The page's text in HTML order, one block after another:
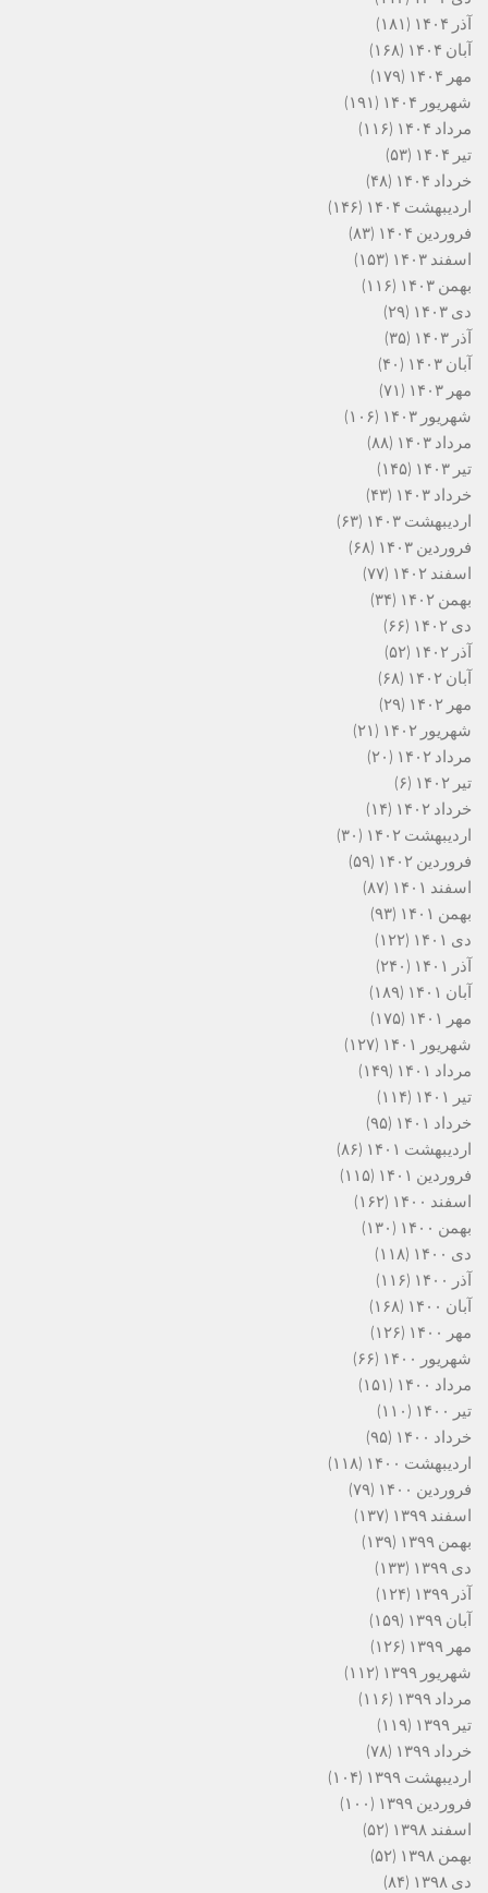
آذر ۱۴۰۴
(۱۸۱)
آبان ۱۴۰۴
(۱۶۸)
مهر ۱۴۰۴
(۱۷۹)
شهریور ۱۴۰۴
(۱۹۱)
مرداد ۱۴۰۴
(۱۱۶)
تیر ۱۴۰۴
(۵۳)
خرداد ۱۴۰۴
(۴۸)
اردیبهشت ۱۴۰۴
(۱۴۶)
فروردین ۱۴۰۴
(۸۳)
اسفند ۱۴۰۳
(۱۵۳)
بهمن ۱۴۰۳
(۱۱۶)
دی ۱۴۰۳
(۲۹)
آذر ۱۴۰۳
(۳۵)
آبان ۱۴۰۳
(۴۰)
مهر ۱۴۰۳
(۷۱)
شهریور ۱۴۰۳
(۱۰۶)
مرداد ۱۴۰۳
(۸۸)
تیر ۱۴۰۳
(۱۴۵)
خرداد ۱۴۰۳
(۴۳)
اردیبهشت ۱۴۰۳
(۶۳)
فروردین ۱۴۰۳
(۶۸)
اسفند ۱۴۰۲
(۷۷)
بهمن ۱۴۰۲
(۳۴)
دی ۱۴۰۲
(۶۶)
آذر ۱۴۰۲
(۵۲)
آبان ۱۴۰۲
(۶۸)
مهر ۱۴۰۲
(۲۹)
شهریور ۱۴۰۲
(۲۱)
مرداد ۱۴۰۲
(۲۰)
تیر ۱۴۰۲
(۶)
خرداد ۱۴۰۲
(۱۴)
اردیبهشت ۱۴۰۲
(۳۰)
فروردین ۱۴۰۲
(۵۹)
اسفند ۱۴۰۱
(۸۷)
بهمن ۱۴۰۱
(۹۳)
دی ۱۴۰۱
(۱۲۲)
آذر ۱۴۰۱
(۲۴۰)
آبان ۱۴۰۱
(۱۸۹)
مهر ۱۴۰۱
(۱۷۵)
شهریور ۱۴۰۱
(۱۲۷)
مرداد ۱۴۰۱
(۱۴۹)
تیر ۱۴۰۱
(۱۱۴)
خرداد ۱۴۰۱
(۹۵)
اردیبهشت ۱۴۰۱
(۸۶)
فروردین ۱۴۰۱
(۱۱۵)
اسفند ۱۴۰۰
(۱۶۲)
بهمن ۱۴۰۰
(۱۳۰)
دی ۱۴۰۰
(۱۱۸)
آذر ۱۴۰۰
(۱۱۶)
آبان ۱۴۰۰
(۱۶۸)
مهر ۱۴۰۰
(۱۲۶)
شهریور ۱۴۰۰
(۶۶)
مرداد ۱۴۰۰
(۱۵۱)
تیر ۱۴۰۰
(۱۱۰)
خرداد ۱۴۰۰
(۹۵)
اردیبهشت ۱۴۰۰
(۱۱۸)
فروردین ۱۴۰۰
(۷۹)
اسفند ۱۳۹۹
(۱۳۷)
بهمن ۱۳۹۹
(۱۳۹)
دی ۱۳۹۹
(۱۳۳)
آذر ۱۳۹۹
(۱۲۴)
آبان ۱۳۹۹
(۱۵۹)
مهر ۱۳۹۹
(۱۲۶)
شهریور ۱۳۹۹
(۱۱۲)
مرداد ۱۳۹۹
(۱۱۶)
تیر ۱۳۹۹
(۱۱۹)
خرداد ۱۳۹۹
(۷۸)
اردیبهشت ۱۳۹۹
(۱۰۴)
فروردین ۱۳۹۹
(۱۰۰)
اسفند ۱۳۹۸
(۵۲)
بهمن ۱۳۹۸
(۵۲)
دی ۱۳۹۸
(۸۴)